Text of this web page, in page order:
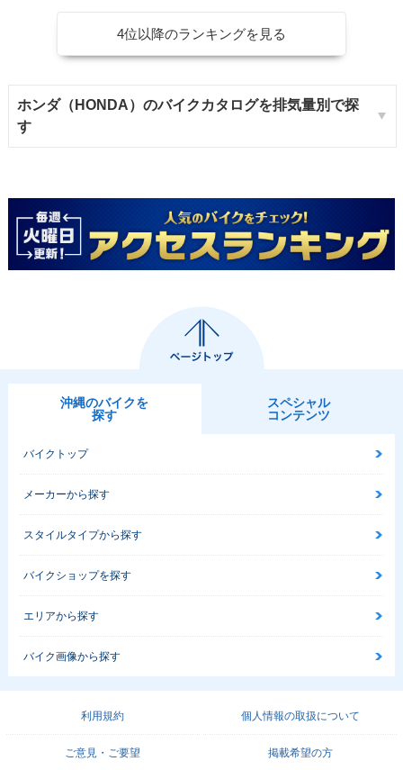
4位以降のランキングを見る
ホンダ（HONDA）のバイクカタログを排気量別で探
す
沖縄のバイクを
探す
スペシャル
コンテンツ
バイクトップ
メーカーから探す
スタイルタイプから探す
バイクショップを探す
エリアから探す
バイク画像から探す
利用規約 個人情報の取扱について
ご意見・ご要望 掲載希望の方